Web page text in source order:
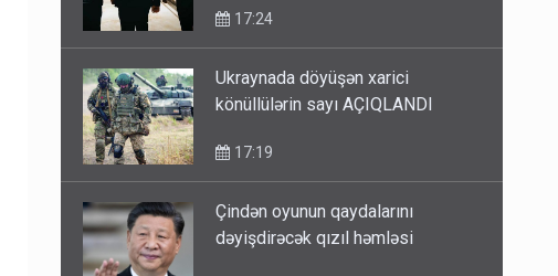
17:24
Ukraynada döyüşən xarici
könüllülərin sayı AÇIQLANDI
17:19
Çindən oyunun qaydalarını
dəyişdirəcək qızıl həmləsi